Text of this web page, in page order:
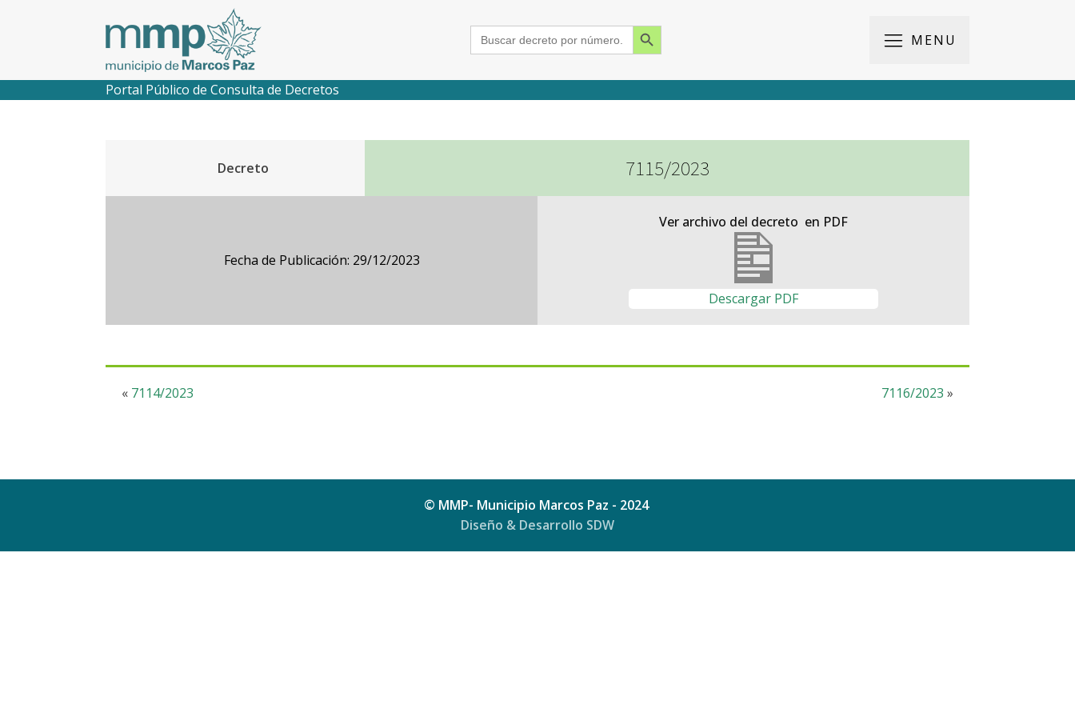
Search
for:
Search Button
MENU
2018
2017
2016
2015
Portal Público de Consulta de Decretos
Decreto 7115/2023
Fecha de Publicación: 29/12/2023
Ver archivo del decreto en PDF
Descargar PDF
« 7114/2023 7116/2023 »
© MMP- Municipio Marcos Paz - 2024
Diseño & Desarrollo SDW